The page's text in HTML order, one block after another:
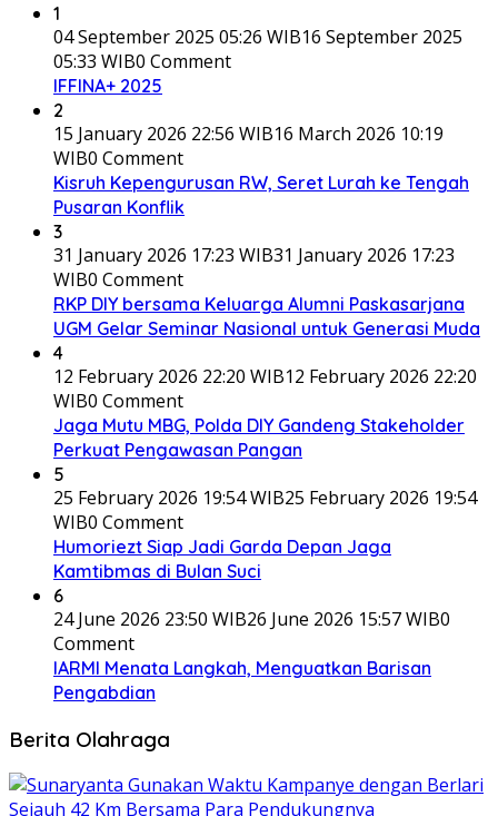
1
04 September 2025 05:26 WIB16 September 2025
05:33 WIB0 Comment
IFFINA+ 2025
2
15 January 2026 22:56 WIB16 March 2026 10:19
WIB0 Comment
Kisruh Kepengurusan RW, Seret Lurah ke Tengah
Pusaran Konflik
3
31 January 2026 17:23 WIB31 January 2026 17:23
WIB0 Comment
RKP DIY bersama Keluarga Alumni Paskasarjana
UGM Gelar Seminar Nasional untuk Generasi Muda
4
12 February 2026 22:20 WIB12 February 2026 22:20
WIB0 Comment
Jaga Mutu MBG, Polda DIY Gandeng Stakeholder
Perkuat Pengawasan Pangan
5
25 February 2026 19:54 WIB25 February 2026 19:54
WIB0 Comment
Humoriezt Siap Jadi Garda Depan Jaga
Kamtibmas di Bulan Suci
6
24 June 2026 23:50 WIB26 June 2026 15:57 WIB0
Comment
IARMI Menata Langkah, Menguatkan Barisan
Pengabdian
Berita Olahraga